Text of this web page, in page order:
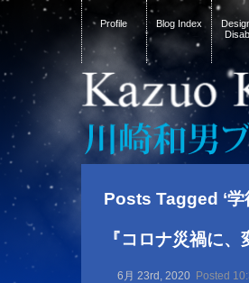
Profile Blog Index
Posts Tagged ‘学
『コロナ災禍に
6月 23rd, 2020 Posted